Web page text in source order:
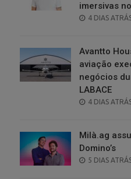
imersivas
POSTED
4 DIAS
Avantto
aviação
negócios
LABACE
POSTED
4 DIAS
Milà.ag
Domino’s
POSTED
5 DIAS